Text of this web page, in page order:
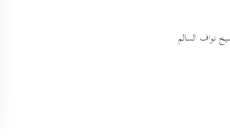
نواف السالم